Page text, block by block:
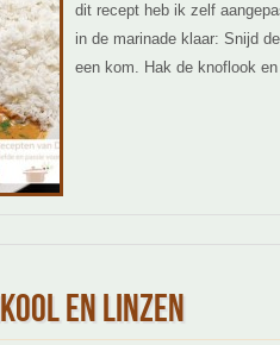
dit recept heb ik zelf
in de marinade klaar: Snijd
een kom. Hak de knoflook
EN LINZEN